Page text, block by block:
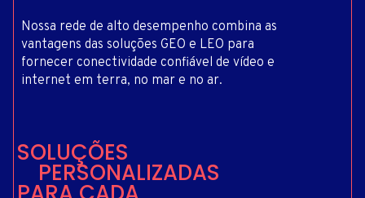
Nossa rede de alto desempenho combina as
vantagens das soluções GEO e LEO para
fornecer conectividade confiável de vídeo e
internet em terra, no mar e no ar.
SOLUÇÕES
PERSONALIZADAS